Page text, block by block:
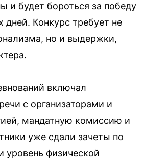
и будет бороться за победу
дней. Конкурс требует не
но и выдержки,
включал
с организаторами и
мандатную комиссию и
уже сдали зачеты по
уровень физической